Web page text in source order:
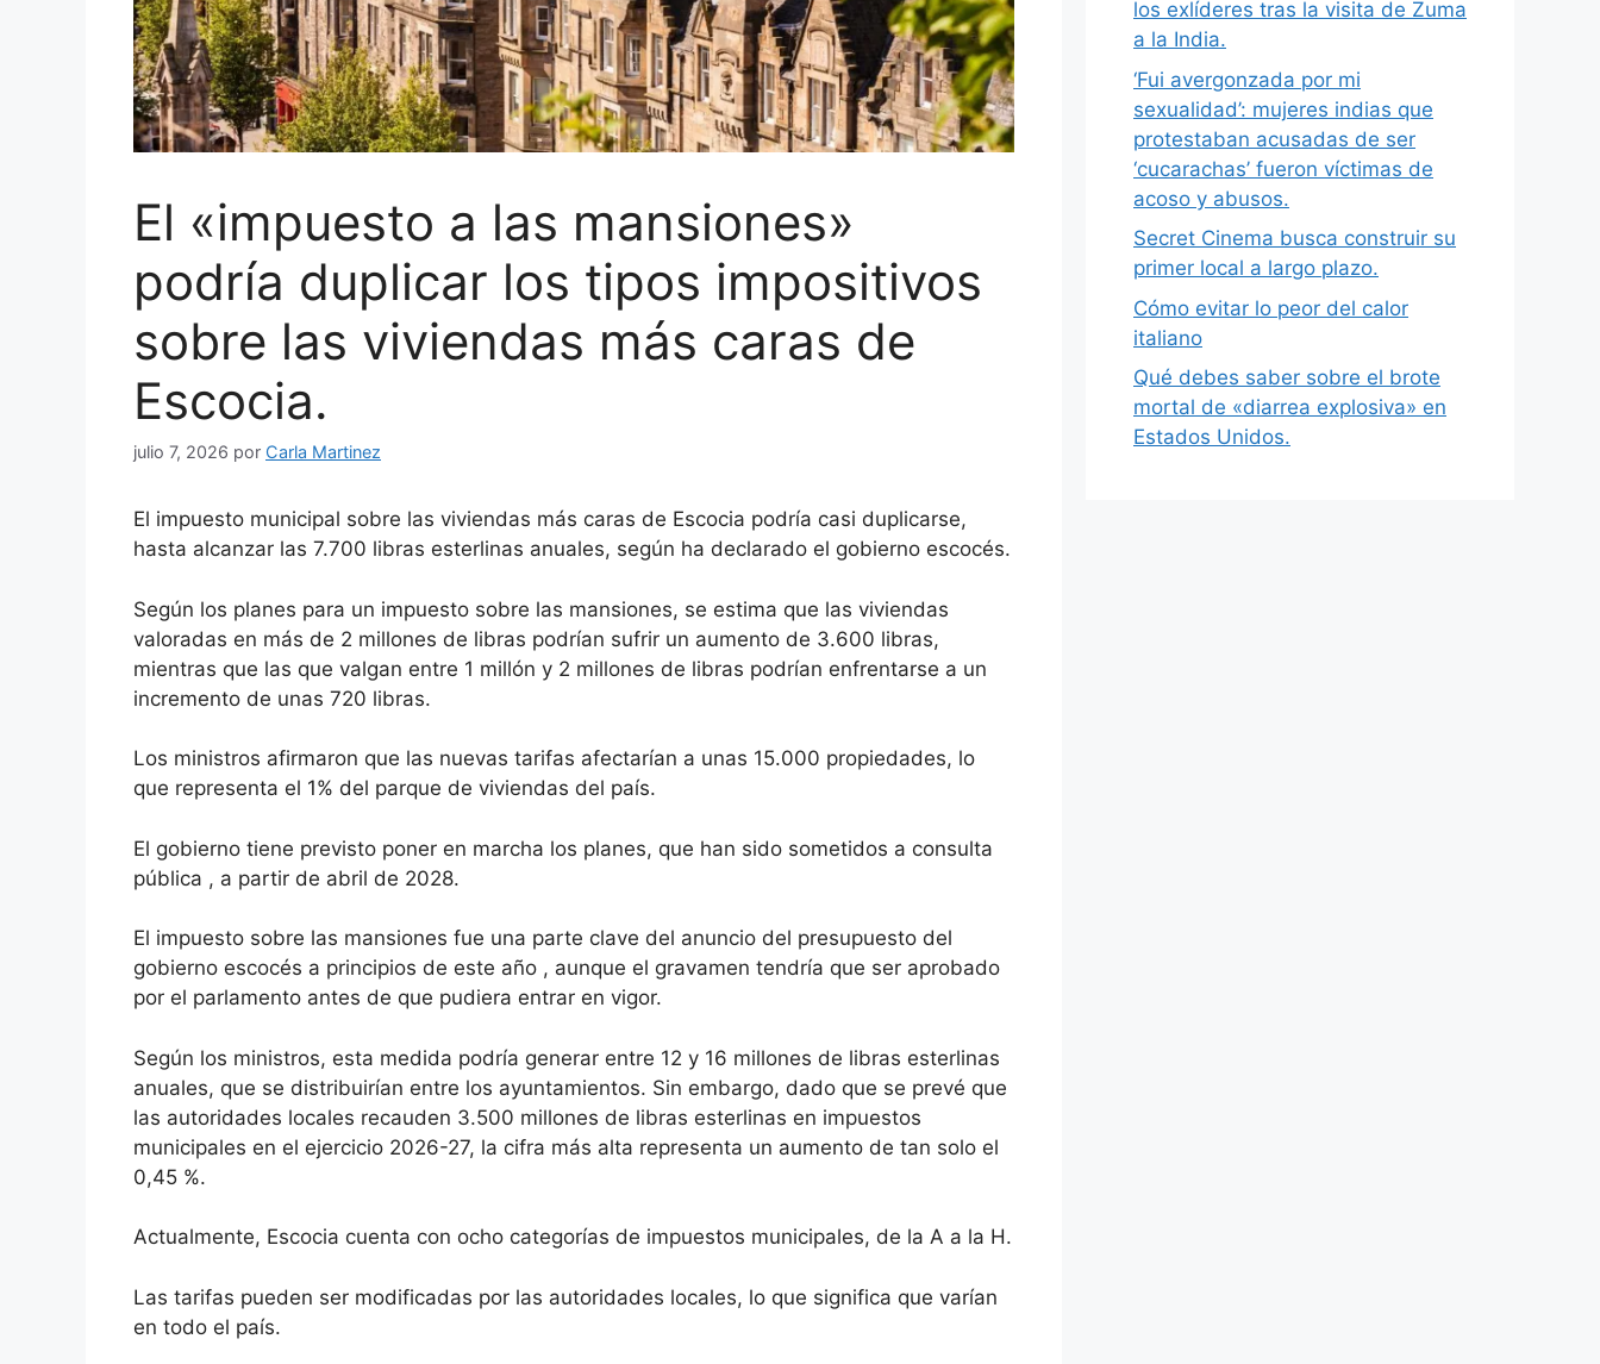
El «impuesto a las mansiones»
podría duplicar los tipos impositivos
sobre las viviendas más caras de
Escocia.
julio 7, 2026 por Carla Martinez
El impuesto municipal sobre las viviendas más caras de Escocia podría casi duplicarse,
hasta alcanzar las 7.700 libras esterlinas anuales, según ha declarado el gobierno escocés.
Según los planes para un impuesto sobre las mansiones, se estima que las viviendas
valoradas en más de 2 millones de libras podrían sufrir un aumento de 3.600 libras,
mientras que las que valgan entre 1 millón y 2 millones de libras podrían enfrentarse a un
incremento de unas 720 libras.
Los ministros afirmaron que las nuevas tarifas afectarían a unas 15.000 propiedades, lo
que representa el 1% del parque de viviendas del país.
El gobierno tiene previsto poner en marcha los planes, que han sido sometidos a consulta
pública , a partir de abril de 2028.
El impuesto sobre las mansiones fue una parte clave del anuncio del presupuesto del
gobierno escocés a principios de este año , aunque el gravamen tendría que ser aprobado
por el parlamento antes de que pudiera entrar en vigor.
Según los ministros, esta medida podría generar entre 12 y 16 millones de libras esterlinas
anuales, que se distribuirían entre los ayuntamientos. Sin embargo, dado que se prevé que
las autoridades locales recauden 3.500 millones de libras esterlinas en impuestos
municipales en el ejercicio 2026-27, la cifra más alta representa un aumento de tan solo el
0,45 %.
Actualmente, Escocia cuenta con ocho categorías de impuestos municipales, de la A a la H.
Las tarifas pueden ser modificadas por las autoridades locales, lo que significa que varían
en todo el país.
los exlíderes tras la visita de Zuma
a la India.
‘Fui avergonzada por mi
sexualidad’: mujeres indias que
protestaban acusadas de ser
‘cucarachas’ fueron víctimas de
acoso y abusos.
Secret Cinema busca construir su
primer local a largo plazo.
Cómo evitar lo peor del calor
italiano
Qué debes saber sobre el brote
mortal de «diarrea explosiva» en
Estados Unidos.